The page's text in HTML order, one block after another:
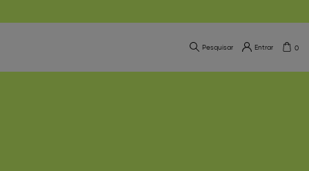
Pesquisar Entrar 0